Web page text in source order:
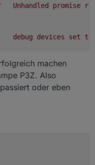
Unhandled promise
debug devices set to
download icon
machen
P3Z. Also
oder eben